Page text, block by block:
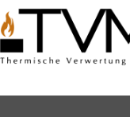
Vai al contenuto
Alla
pagina
iniziale